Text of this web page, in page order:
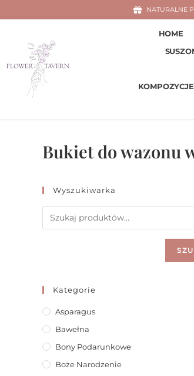
NATURALNE
HOME
Bukiet do wazonu
Wyszukiwarka
Kategorie
Asparagus
Bawełna
Bony Podarunkowe
Boże Narodzenie